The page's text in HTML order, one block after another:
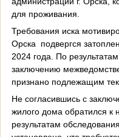
для проживания.
Требования иска
Орска подвергся
2024 года. По
заключению
признано подлежащим
Не согласившись с
жилого дома обратился к
результатам